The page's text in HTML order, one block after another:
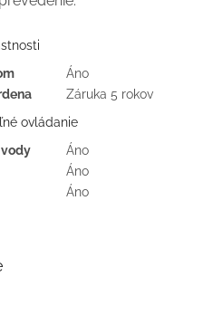
Áno
Záruka 5 rokov
ovládanie
Áno
Áno
Áno